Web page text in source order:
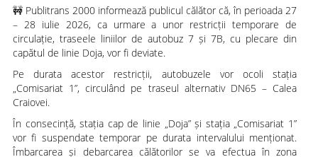
🚧 Publitrans 2000 informează publicul călător că, în perioada 27
– 28 iulie 2026, ca urmare a unor restricții temporare de
circulație, traseele liniilor de autobuz 7 și 7B, cu plecare din
capătul de linie Doja, vor fi deviate.
Pe durata acestor restricții, autobuzele vor ocoli stația
„Comisariat 1”, circulând pe traseul alternativ DN65 – Calea
Craiovei.
În consecință, stația cap de linie „Doja” și stația „Comisariat 1”
vor fi suspendate temporar pe durata intervalului menționat.
Îmbarcarea și debarcarea călătorilor se va efectua în zona